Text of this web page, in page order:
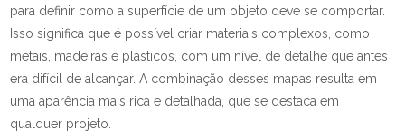
para definir como a superfície de um objeto deve se comportar.
Isso significa que é possível criar materiais complexos, como
metais, madeiras e plásticos, com um nível de detalhe que antes
era difícil de alcançar. A combinação desses mapas resulta em
uma aparência mais rica e detalhada, que se destaca em
qualquer projeto.